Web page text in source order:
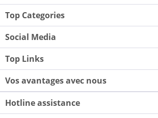
Top Categories
Social Media
Top Links
Vos avantages avec nous
Hotline assistance